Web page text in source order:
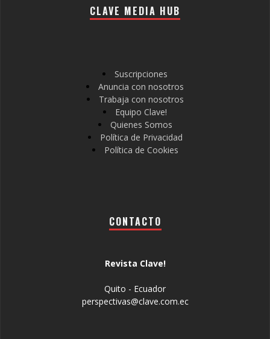
CLAVE MEDIA HUB
Suscripciones
Anuncia con nosotros
Trabaja con nosotros
Equipo Clave!
Quienes Somos
Política de Privacidad
Política de Cookies
CONTACTO
Revista Clave!
Quito - Ecuador
perspectivas@clave.com.ec